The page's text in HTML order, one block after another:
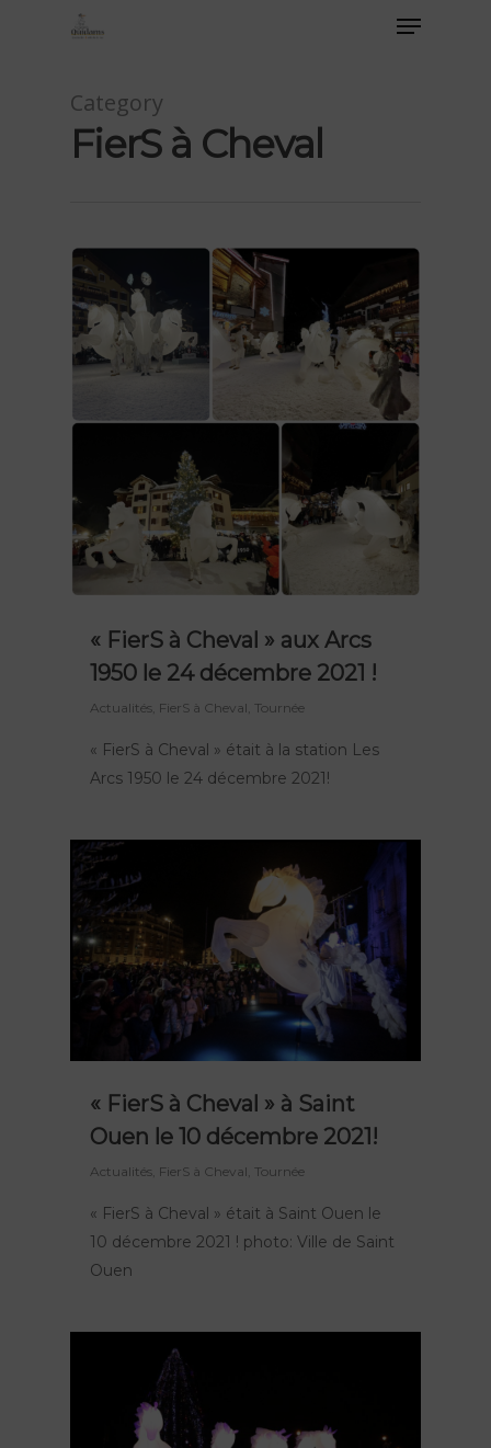
Category
FierS à Cheval
« FierS à Cheval » aux Arcs
1950 le 24 décembre 2021 !
Actualités FierS à Cheval Tournée
« FierS à Cheval » était à la station Les
Arcs 1950 le 24 décembre 2021!
« FierS à Cheval » à Saint
Ouen le 10 décembre 2021!
Actualités FierS à Cheval Tournée
« FierS à Cheval » était à Saint Ouen le
10 décembre 2021 ! photo: Ville de Saint
Ouen